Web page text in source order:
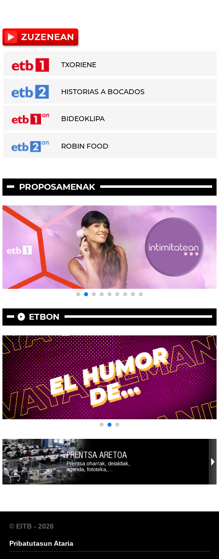
TXORIENE
HISTORIAS A BOCADOS
BIDEOKLIPA
ROBIN FOOD
PROPOSAMENAK
ETBON
PRENTSA ARETOA
Prentsa oharrak, deialdiak,
agenda, fototeka,…
© EITB - 2026
Pribatutasun Ataria